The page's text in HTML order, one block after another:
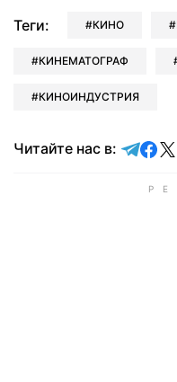
Теги: КИНО
КИНЕМАТОГРАФ
КИНОИНДУСТРИЯ
Читайте нас в: